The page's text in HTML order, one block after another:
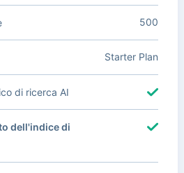
500
Starter Plan
di ricerca AI
dell'indice di